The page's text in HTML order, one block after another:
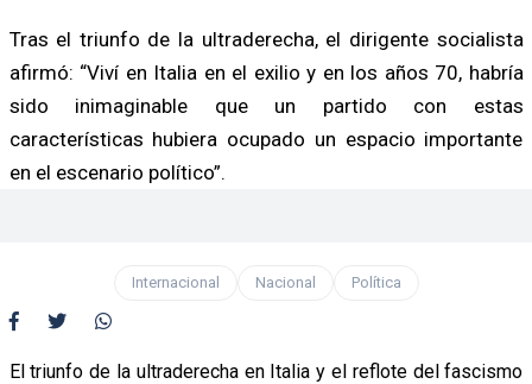
Tras el triunfo de la ultraderecha, el dirigente socialista
afirmó: “Viví en Italia en el exilio y en los años 70, habría
sido inimaginable que un partido con estas
características hubiera ocupado un espacio importante
en el escenario político”.
Internacional Nacional Política
El triunfo de la ultraderecha en Italia y el reflote del fascismo